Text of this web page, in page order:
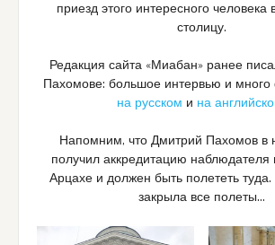
приезд этого интересного человека
столицу.
Редакция сайта «Миабан» ранее
Пахомове: большое интервью и
на русском и на
Напомним, что Дмитрий Пахомов в
получил аккредитацию наблюдателя
Арцахе и должен быть полететь
закрыла все полеты…